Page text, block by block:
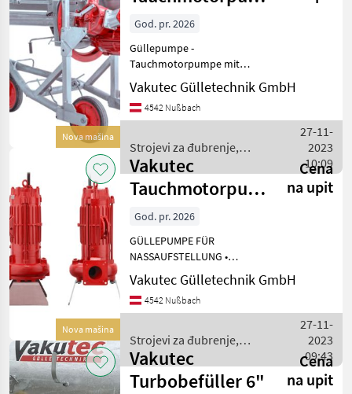
Nova mašina
VAT - fahrbar
God. pr. 2026
Güllepumpe -
Tauchmotorpumpe mit
Schnecken-Reisswerk -
fahrbare Ausführung für
Entnahme aus mehrere
Rühren und Fassfüllen
Verschiedene Leis
Vakutec Gülletechnik GmbH
4542 Nußbach
Strojevi za đubrenje,
gnojenje i navodnjavanje /
Vakutec
27-11-
2023
10:09
Nova mašina
Vakutec
Tauchmotorpumpe
AT
Cena
na upit
God. pr. 2026
GÜLLEPUMPE FÜR
NASSAUFSTELLUNG •
Tauchpumpe für Dauerlauf
• Drehstrommotor mit
eingebauten
Dichtungssonde •
Gummikabel 8, 00 m lang
(optional 1
Vakutec Gülletechnik GmbH
4542 Nußbach
Strojevi za đubrenje,
gnojenje i navodnjavanje /
Vakutec
27-11-
2023
09:43
Vakutec
Turbobefüller 6"
Cena
na upit